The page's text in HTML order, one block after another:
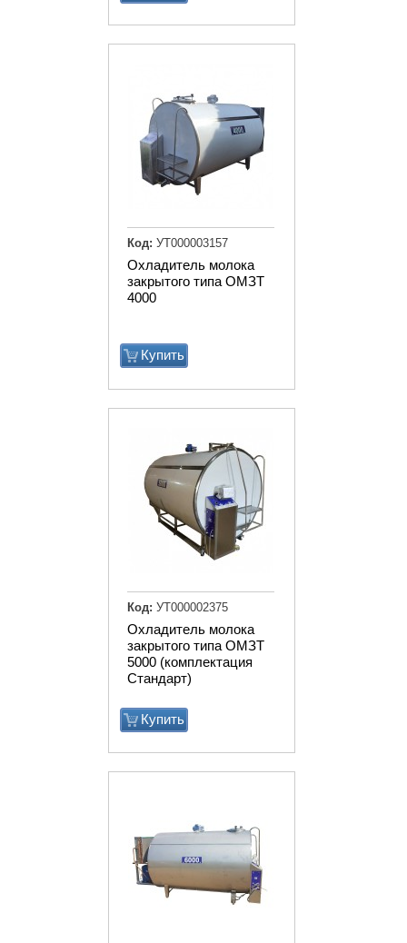
Охладитель молока
закрытого типа ОМЗТ
4000
Купить
Код: УТ000003157
Охладитель молока
закрытого типа ОМЗТ
5000 (комплектация
Стандарт)
Купить
Код: УТ000002375